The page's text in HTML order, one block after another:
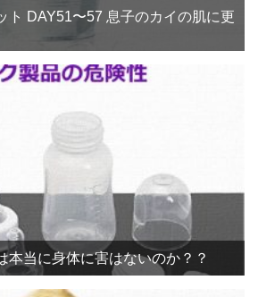
ト DAY51〜57 息子のカイの肌に更
本当に身体に害はないのか？？